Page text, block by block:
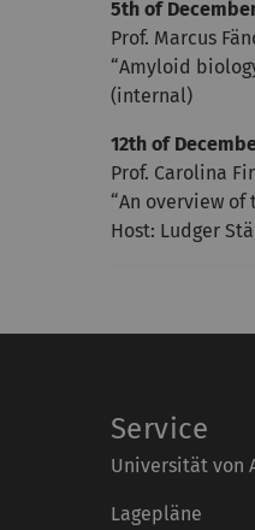
5th of
Prof. Marcus
“Amyloid
(internal)
12th of
Prof. Carolina
“An overview
Host: Ludger
Service
Universität von
Lagepläne